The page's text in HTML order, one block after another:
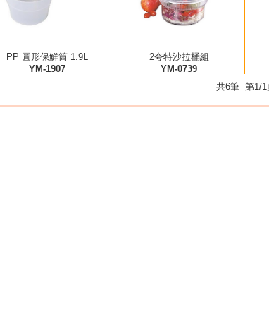
PP 圓形保鮮筒 1.9L
YM-1907
2夸特沙拉桶組
YM-0739
共6筆 第1/1